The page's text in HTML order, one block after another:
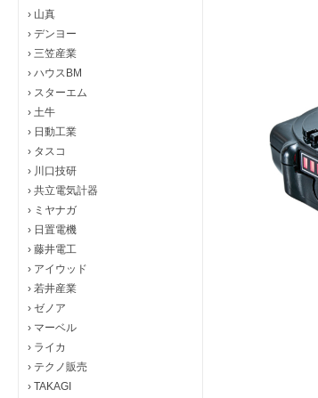
› 山真
› デンヨー
› 三笠産業
› ハウスBM
› スターエム
› 土牛
› 日動工業
› タスコ
› 川口技研
› 共立電気計器
› ミヤナガ
› 日置電機
› 藤井電工
› アイウッド
› 若井産業
› ゼノア
› マーベル
› ライカ
› テクノ販売
› TAKAGI